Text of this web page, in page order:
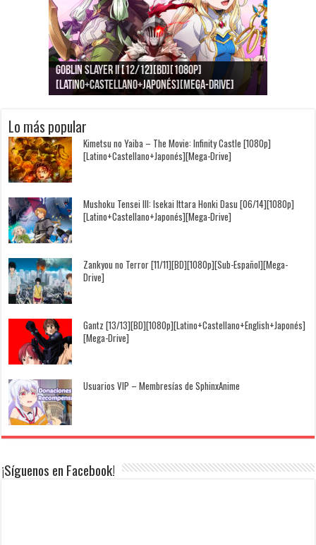
Goblin Slayer II [12/12][BD][1080p]
[Latino+Castellano+Japonés][Mega-Drive]
Jujutsu Kaisen: Kaigyoku/Gyokusetsu [1080p]
[Latino+Japonés][Mega-Drive]
Kimi to, Nami ni Noretara [BD][1080p]
[Latino+Castellano+Japonés][Mega-Drive]
Nukitashi the Animation [11/11+OVAS][BD]
[1080p][Sub-Español][Mega-Drive]
Kimi wa Houkago Insomnia [13/13][BD][1080p]
[Castellano+English+Japonés][Mega-Drive]
Getsuyoubi no Tawawa [12/12+Especiales][BD]
[1080p][Sub-Español][Mega-Drive]
Lo más popular
Kimetsu no Yaiba – The Movie: Infinity Castle [1080p]
[Latino+Castellano+Japonés][Mega-Drive]
Mushoku Tensei III: Isekai Ittara Honki Dasu [06/14][1080p]
[Latino+Castellano+Japonés][Mega-Drive]
Zankyou no Terror [11/11][BD][1080p][Sub-Español][Mega-
Drive]
Gantz [13/13][BD][1080p][Latino+Castellano+English+Japonés]
[Mega-Drive]
Usuarios VIP – Membresías de SphinxAnime
¡Síguenos en Facebook!